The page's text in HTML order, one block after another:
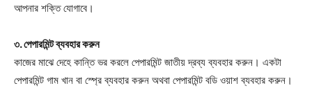
আপনার শক্তি যোগাবে।
৩. পেপারমিন্ট ব্যবহার করুন
কাজের মাঝে দেহে কান্তি ভর করলে পেপারমিন্ট জাতীয় দ্রব্য ব্যবহার করুন। একটা
পেপারমিন্ট গাম খান বা স্প্রে ব্যবহার করুন অথবা পেপারমিন্ট বডি ওয়াশ ব্যবহার করুন।